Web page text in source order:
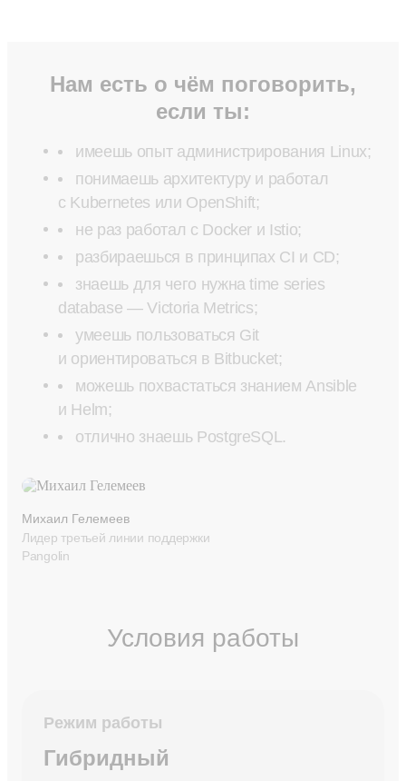
Михаил Гелемеев
Лидер третьей линии поддержки
Pangolin
Нам есть о чём поговорить,
если ты:
имеешь опыт администрирования Linux;
понимаешь архитектуру и работал
с Kubernetes или OpenShift;
не раз работал с Docker и Istio;
разбираешься в принципах CI и CD;
знаешь для чего нужна time series
database — Victoria Metrics;
умеешь пользоваться Git
и ориентироваться в Bitbucket;
можешь похвастаться знанием Ansible
и Helm;
отлично знаешь PostgreSQL.
Условия работы
Режим работы
Гибридный